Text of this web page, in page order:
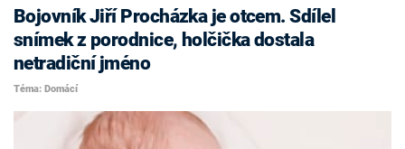
Bojovník Jiří Procházka je otcem. Sdílel
snímek z porodnice, holčička dostala
netradiční jméno
Téma: Domácí